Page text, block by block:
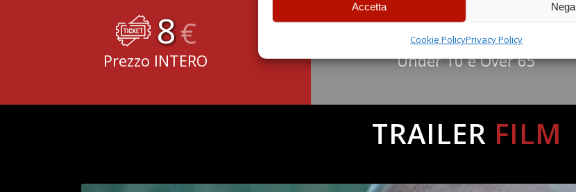
Accetta Nega
Cookie PolicyPrivacy Policy
8€
Prezzo INTERO
6,00€
Under 10 e Over 65
TRAILER FILM